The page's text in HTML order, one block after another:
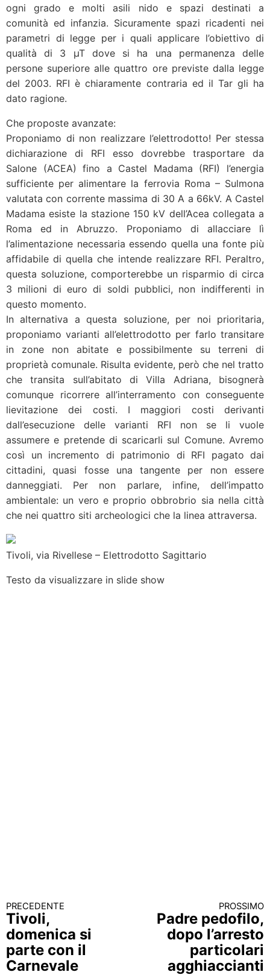
ogni grado e molti asili nido e spazi destinati a
comunità ed infanzia. Sicuramente spazi ricadenti nei
parametri di legge per i quali applicare l’obiettivo di
qualità di 3 µT dove si ha una permanenza delle
persone superiore alle quattro ore previste dalla legge
del 2003. RFI è chiaramente contraria ed il Tar gli ha
dato ragione.
Che proposte avanzate:
Proponiamo di non realizzare l’elettrodotto! Per stessa
dichiarazione di RFI esso dovrebbe trasportare da
Salone (ACEA) fino a Castel Madama (RFI) l’energia
sufficiente per alimentare la ferrovia Roma – Sulmona
valutata con corrente massima di 30 A a 66kV. A Castel
Madama esiste la stazione 150 kV dell’Acea collegata a
Roma ed in Abruzzo. Proponiamo di allacciare lì
l’alimentazione necessaria essendo quella una fonte più
affidabile di quella che intende realizzare RFI. Peraltro,
questa soluzione, comporterebbe un risparmio di circa
3 milioni di euro di soldi pubblici, non indifferenti in
questo momento.
In alternativa a questa soluzione, per noi prioritaria,
proponiamo varianti all’elettrodotto per farlo transitare
in zone non abitate e possibilmente su terreni di
proprietà comunale. Risulta evidente, però che nel tratto
che transita sull’abitato di Villa Adriana, bisognerà
comunque ricorrere all’interramento con conseguente
lievitazione dei costi. I maggiori costi derivanti
dall’esecuzione delle varianti RFI non se li vuole
assumere e pretende di scaricarli sul Comune. Avremo
così un incremento di patrimonio di RFI pagato dai
cittadini, quasi fosse una tangente per non essere
danneggiati. Per non parlare, infine, dell’impatto
ambientale: un vero e proprio obbrobrio sia nella città
che nei quattro siti archeologici che la linea attraversa.
Tivoli, via Rivellese – Elettrodotto Sagittario
Testo da visualizzare in slide show
Continua a leggere
PRECEDENTE
Tivoli,
domenica si
parte con il
Carnevale
PROSSIMO
Padre pedofilo,
dopo l’arresto
particolari
agghiaccianti